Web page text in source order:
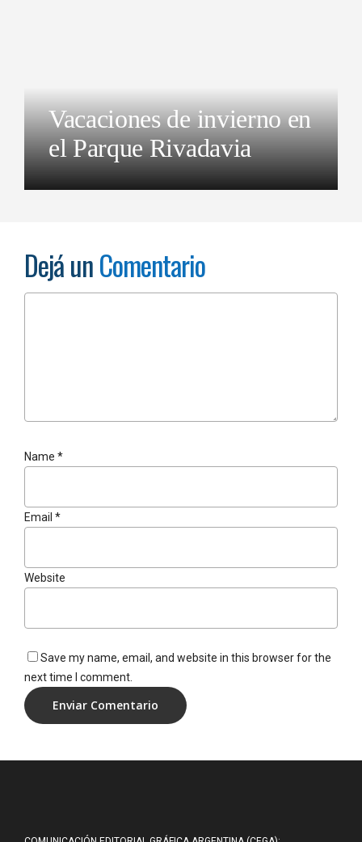
Vacaciones de invierno en
el Parque Rivadavia
Dejá unComentario
Name *
Email *
Website
Save my name, email, and website in this browser for the
next time I comment.